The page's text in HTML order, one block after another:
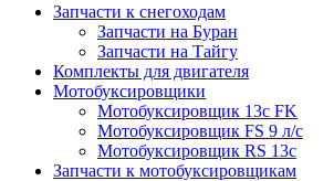
Запчасти к снегоходам
Запчасти на Буран
Запчасти на Тайгу
Комплекты для двигателя
Мотобуксировщики
Мотобуксировщик 13c FK
Мотобуксировщик FS 9 л/с
Мотобуксировщик RS 13c
Запчасти к мотобуксировщикам